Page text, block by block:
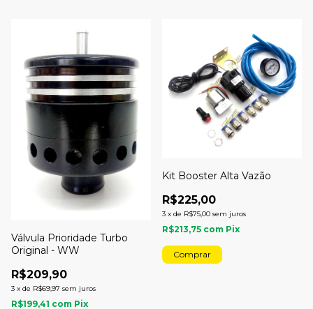
Válvula Prioridade Turbo
Original - WW
R$209,90
3 x de R$69,97 sem juros
R$199,41 com Pix
Kit Booster Alta Vazão
R$225,00
3 x de R$75,00 sem juros
R$213,75 com Pix